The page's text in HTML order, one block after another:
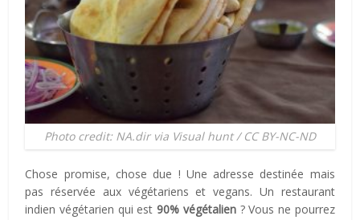
Photo credit: NA.dir via Visual hunt / CC BY-NC-ND
Chose promise, chose due ! Une adresse destinée mais
pas réservée aux végétariens et vegans. Un restaurant
indien végétarien qui est 90% végétalien? Vous ne pourrez